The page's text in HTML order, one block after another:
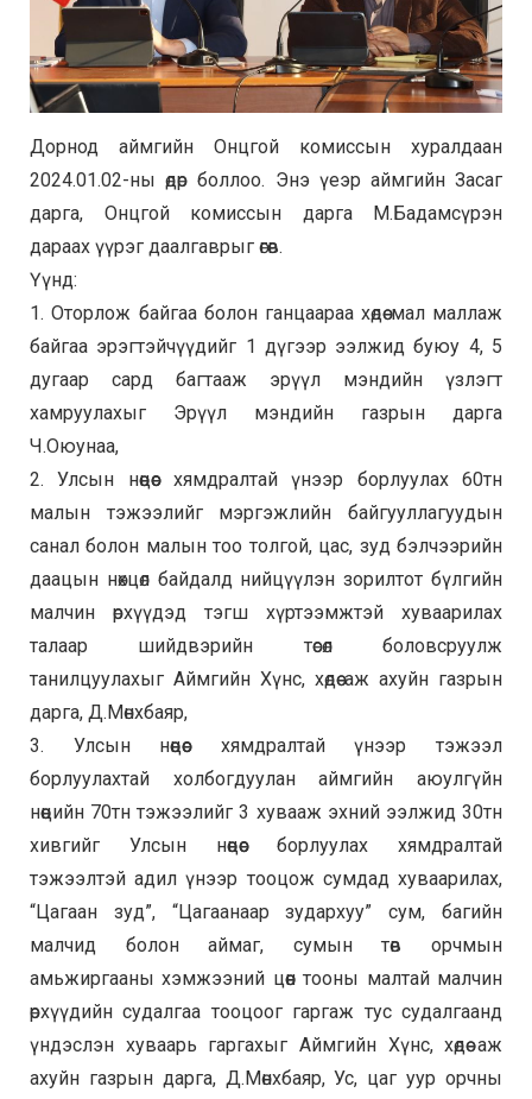
Дорнод аймгийн Онцгой комиссын хуралдаан
2024.01.02-ны өдөр боллоо. Энэ үеэр аймгийн Засаг
дарга, Онцгой комиссын дарга М.Бадамсүрэн
дараах үүрэг даалгаврыг өгөв.
Үүнд:
1. Оторлож байгаа болон ганцаараа хөдөө мал маллаж
байгаа эрэгтэйчүүдийг 1 дүгээр ээлжид буюу 4, 5
дугаар сард багтааж эрүүл мэндийн үзлэгт
хамруулахыг Эрүүл мэндийн газрын дарга
Ч.Оюунаа,
2. Улсын нөөцөөс хямдралтай үнээр борлуулах 60тн
малын тэжээлийг мэргэжлийн байгууллагуудын
санал болон малын тоо толгой, цас, зуд бэлчээрийн
даацын нөхцөл байдалд нийцүүлэн зорилтот бүлгийн
малчин өрхүүдэд тэгш хүртээмжтэй хуваарилах
талаар шийдвэрийн төсөл боловсруулж
танилцуулахыг Аймгийн Хүнс, хөдөө аж ахуйн газрын
дарга, Д.Мөнхбаяр,
3. Улсын нөөцөөс хямдралтай үнээр тэжээл
борлуулахтай холбогдуулан аймгийн аюулгүйн
нөөцийн 70тн тэжээлийг 3 хувааж эхний ээлжид 30тн
хивгийг Улсын нөөцөөс борлуулах хямдралтай
тэжээлтэй адил үнээр тооцож сумдад хуваарилах,
“Цагаан зуд”, “Цагаанаар зудархуу” сум, багийн
малчид болон аймаг, сумын төв орчмын
амьжиргааны хэмжээний цөөн тооны малтай малчин
өрхүүдийн судалгаа тооцоог гаргаж тус судалгаанд
үндэслэн хуваарь гаргахыг Аймгийн Хүнс, хөдөө аж
ахуйн газрын дарга, Д.Мөнхбаяр, Ус, цаг уур орчны